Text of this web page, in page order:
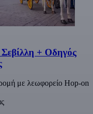
+ Οδηγός
με λεωφορείο Hop-on